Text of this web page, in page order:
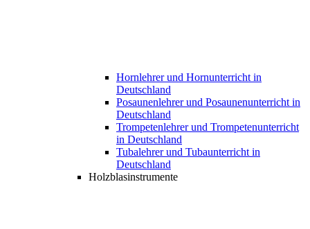
Hornlehrer und Hornunterricht in
Deutschland
Posaunenlehrer und Posaunenunterricht in
Deutschland
Trompetenlehrer und Trompetenunterricht
in Deutschland
Tubalehrer und Tubaunterricht in
Deutschland
Holzblasinstrumente